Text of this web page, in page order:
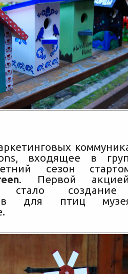
входящее в
сезон
. Первой
стало создание
для птиц музея-